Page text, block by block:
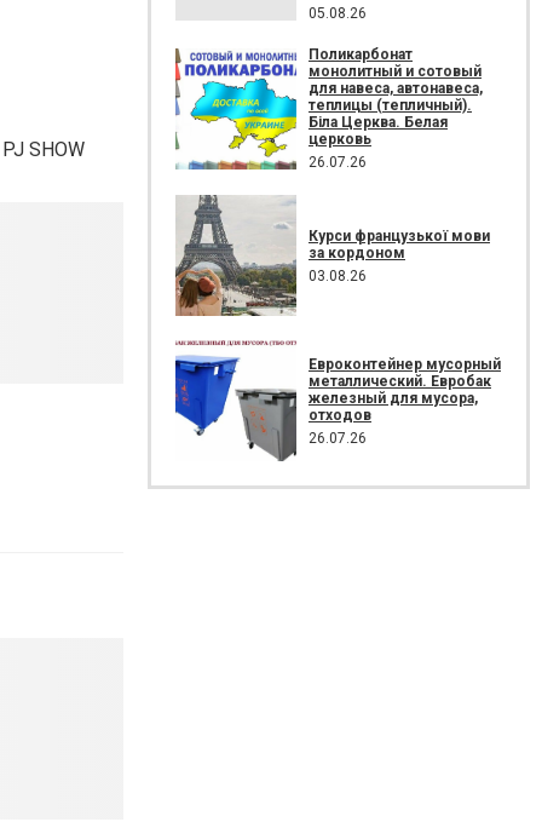
SHOW
05.08.26
Поликарбонат
монолитный и сотовый
для навеса, автонавеса,
теплицы (тепличный).
Біла Церква. Белая
церковь
26.07.26
Курси французької мови
за кордоном
03.08.26
Евроконтейнер мусорный
металлический. Евробак
железный для мусора,
отходов
26.07.26